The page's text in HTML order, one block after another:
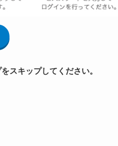
スキップしてください。